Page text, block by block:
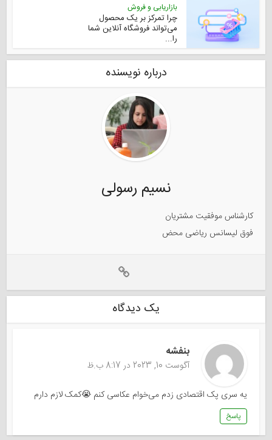
بازاریابی و فروش
چرا تمرکز بر یک محصول
می‌تواند فروشگاه آنلاین شما
را...
درباره نویسنده
نسیم رسولی
کارشناس موفقیت مشتریان
فوق لیسانس ریاضی محض
یک دیدگاه
بنفشه
آگوست 10, 2023 در 8:17 ب.ظ
یه سری پک اقتصادی زدم می‌خوام عکاسی کنم 😭کمک لازم دارم
پاسخ